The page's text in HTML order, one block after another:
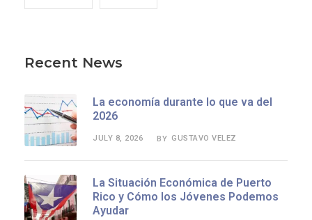
Recent News
La economía durante lo que va del
2026
JULY 8, 2026 BY GUSTAVO VELEZ
La Situación Económica de Puerto
Rico y Cómo los Jóvenes Podemos
Ayudar